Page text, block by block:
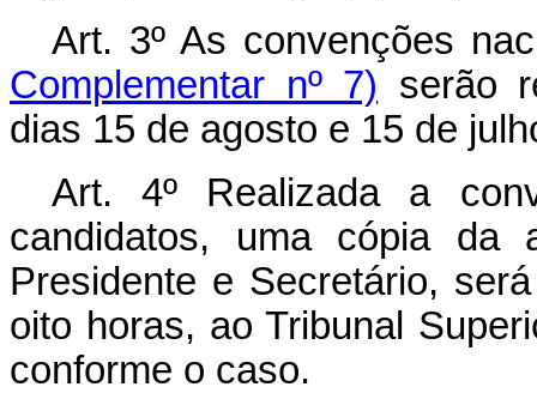
Art. 3º As convenções
Complementar nº 7) serão
dias 15 de agosto e 15 de
Art. 4º Realizada a
candidatos, uma cópia da
Presidente e Secretário,
oito horas, ao Tribunal
conforme o caso.